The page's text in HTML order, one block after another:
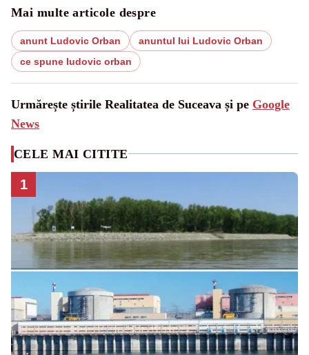
Mai multe articole despre
anunt Ludovic Orban
anuntul lui Ludovic Orban
ce spune ludovic orban
Urmărește știrile Realitatea de Suceava și pe Google
News
CELE MAI CITITE
1